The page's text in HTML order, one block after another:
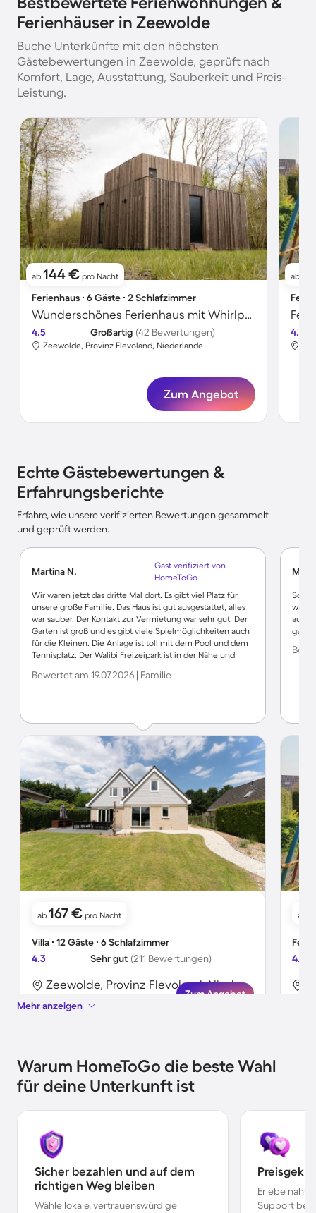
Ferienhäuser in Zeewolde
Buche Unterkünfte mit den höchsten
Gästebewertungen in Zeewolde, geprüft nach
Komfort, Lage, Ausstattung, Sauberkeit und Preis-
Leistung.
ab 144 € pro Nacht
Ferienhaus ∙ 6 Gäste ∙ 2 Schlafzimmer
Wunderschönes Ferienhaus mit Whirlpool | Hunde erlaubt
4.5 Großartig (42 Bewertungen)
Zeewolde, Provinz Flevoland, Niederlande
Zum Angebot
ab
4.8
Echte Gästebewertungen &
Erfahrungsberichte
Erfahre, wie unsere verifizierten Bewertungen gesammelt
und geprüft werden.
Martina N.
Gast verifiziert von
HomeToGo
Wir waren jetzt das dritte Mal dort. Es gibt viel Platz für
unsere große Familie. Das Haus ist gut ausgestattet, alles
war sauber. Der Kontakt zur Vermietung war sehr gut. Der
Garten ist groß und es gibt viele Spielmöglichkeiten auch
für die Kleinen. Die Anlage ist toll mit dem Pool und dem
Tennisplatz. Der Walibi Freizeipark ist in der Nähe und
waren die Mücken und auch viele Fliegen, da empfehlen
Bewertet am 19.07.2026 | Familie
ab 167 € pro Nacht
Villa ∙ 12 Gäste ∙ 6 Schlafzimmer
4.3
Sehr gut (211 Bewertungen)
Zeewolde, Provinz Flevoland, Niederlande
Zum Angebot
ganz
ab
4.8
Mehr anzeigen
Warum HomeToGo die beste Wahl
für deine Unterkunft ist
Sicher bezahlen und auf dem
richtigen Weg bleiben
Wähle lokale, vertrauenswürdige
Erlebe
Support bei